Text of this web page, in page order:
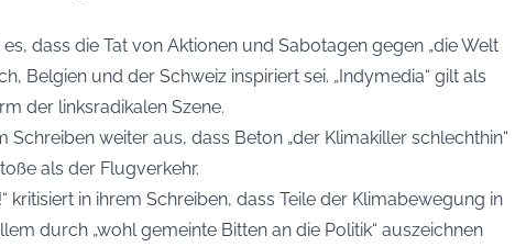
dass die Tat von Aktionen und Sabotagen gegen „die Welt
Belgien und der Schweiz inspiriert sei. „Indymedia“ gilt als
der linksradikalen Szene.
Schreiben weiter aus, dass Beton „der Klimakiller schlechthin“
als der Flugverkehr.
kritisiert in ihrem Schreiben, dass Teile der Klimabewegung in
durch „wohl gemeinte Bitten an die Politik“ auszeichnen